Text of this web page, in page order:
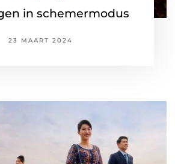
in schemermodus
23 MAART 2024